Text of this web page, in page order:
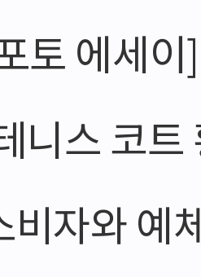
토 에세
니스 코
자와 예체